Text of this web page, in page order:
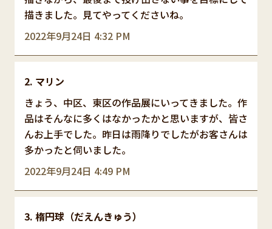
2022年9月24日 4:32 PM
描きました。見てやってくださいね。
マリン
2022年9月24日 4:49 PM
きょう、中区、東区の作品展にいってきました。作
品はそんなに多くはなかったかと思いますが、皆さ
んお上手でした。昨日は雨降りでしたがお客さんは
多かったと伺いました。
楕円球（だえんきゅう）